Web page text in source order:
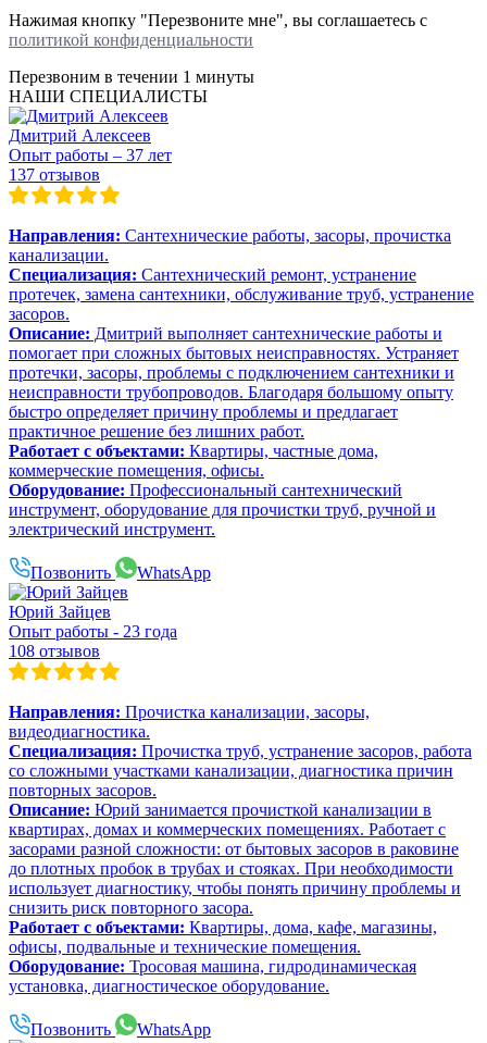
Нажимая кнопку "Перезвоните мне", вы соглашаетесь с
политикой конфиденциальности
Перезвоним в течении 1 минуты
НАШИ СПЕЦИАЛИСТЫ
Дмитрий Алексеев
Опыт работы – 37 лет
137 отзывов
Направления: Сантехнические работы, засоры, прочистка
канализации.
Специализация: Сантехнический ремонт, устранение
протечек, замена сантехники, обслуживание труб, устранение
засоров.
Описание: Дмитрий выполняет сантехнические работы и
помогает при сложных бытовых неисправностях. Устраняет
протечки, засоры, проблемы с подключением сантехники и
неисправности трубопроводов. Благодаря большому опыту
быстро определяет причину проблемы и предлагает
практичное решение без лишних работ.
Работает с объектами: Квартиры, частные дома,
коммерческие помещения, офисы.
Оборудование: Профессиональный сантехнический
инструмент, оборудование для прочистки труб, ручной и
электрический инструмент.
Позвонить WhatsApp
Юрий Зайцев
Опыт работы - 23 года
108 отзывов
Направления: Прочистка канализации, засоры,
видеодиагностика.
Специализация: Прочистка труб, устранение засоров, работа
со сложными участками канализации, диагностика причин
повторных засоров.
Описание: Юрий занимается прочисткой канализации в
квартирах, домах и коммерческих помещениях. Работает с
засорами разной сложности: от бытовых засоров в раковине
до плотных пробок в трубах и стояках. При необходимости
использует диагностику, чтобы понять причину проблемы и
снизить риск повторного засора.
Работает с объектами: Квартиры, дома, кафе, магазины,
офисы, подвальные и технические помещения.
Оборудование: Тросовая машина, гидродинамическая
установка, диагностическое оборудование.
Позвонить WhatsApp